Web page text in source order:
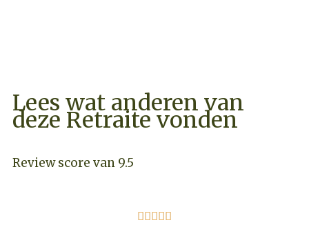
Lees wat anderen van
deze Retraite vonden
Review score van 9.5
